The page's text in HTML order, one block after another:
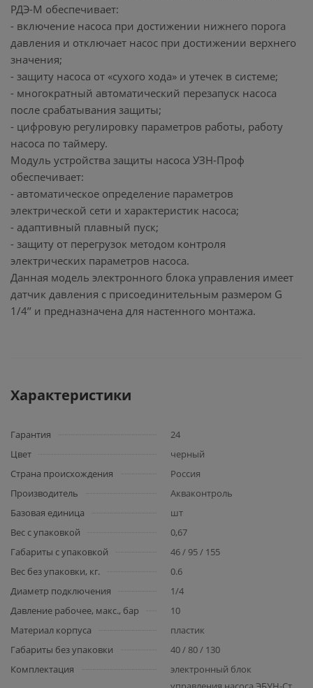
РДЭ-М обеспечивает:
- включение насоса при достижении нижнего порога
давления и отключает насос при достижении верхнего
значения;
- защиту насоса от «сухого хода» и утечек в системе;
- многократный автоматический перезапуск насоса
после срабатывания защиты;
- цифровую регулировку параметров работы, работу
насоса по таймеру.
Модуль устройства защиты насоса УЗН-Проф
обеспечивает:
- автоматическое определение параметров
электрической сети и характеристик насоса;
- адаптивный плавный пуск;
- защиту от перегрузок методом контроля
электрических параметров насоса.
Данная модель электронного блока управления имеет
датчик давления с присоединительным размером G
1/4’’ и предназначена для настенного монтажа.
Характеристики
Гарантия
24
Цвет
черный
Страна происхождения
Россия
Производитель
Акваконтроль
Базовая единица
шт
Вес с упаковкой
0,67
Габариты с упаковкой
46 / 95 / 155
Вес без упаковки, кг.
0.6
Диаметр подключения
1/4
Давление рабочее, макс., бар
10
Материал корпуса
пластик
Габариты без упаковки
40 / 80 / 130
Комплектация
электронный блок